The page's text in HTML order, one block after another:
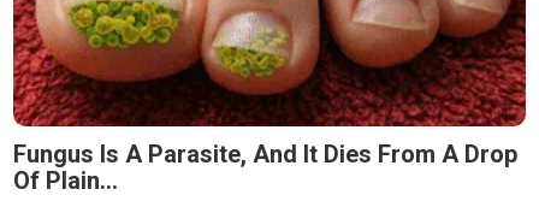
Fungus Is A Parasite, And It Dies From A Drop
Of Plain...